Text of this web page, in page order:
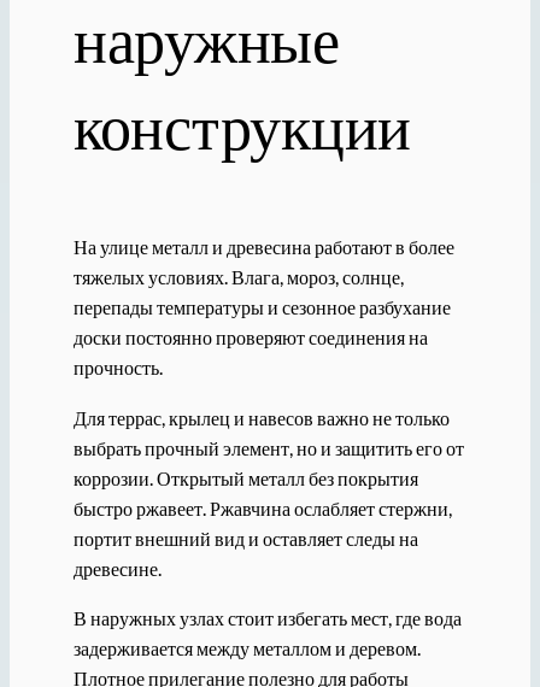
наружные
конструкции
На улице металл и древесина работают в более
тяжелых условиях. Влага, мороз, солнце,
перепады температуры и сезонное разбухание
доски постоянно проверяют соединения на
прочность.
Для террас, крылец и навесов важно не только
выбрать прочный элемент, но и защитить его от
коррозии. Открытый металл без покрытия
быстро ржавеет. Ржавчина ослабляет стержни,
портит внешний вид и оставляет следы на
древесине.
В наружных узлах стоит избегать мест, где вода
задерживается между металлом и деревом.
Плотное прилегание полезно для работы